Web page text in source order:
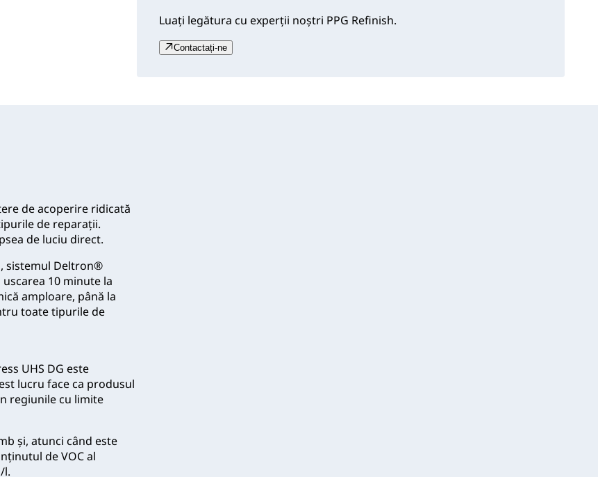
Luați legătura cu experții noștri PPG Refinish.
Contactați-ne
de acoperire ridicată
de reparații.
de luciu direct.
sistemul Deltron®
10 minute la
amploare, până la
toate tipurile de
UHS DG este
lucru face ca produsul
regiunile cu limite
și, atunci când este
de VOC al
l.